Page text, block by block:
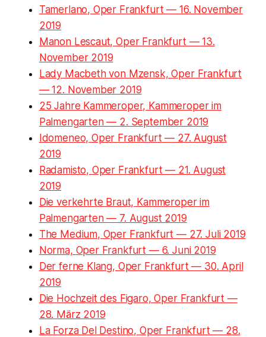
Tamerlano, Oper Frankfurt — 16. November
2019
Manon Lescaut, Oper Frankfurt — 13.
November 2019
Lady Macbeth von Mzensk, Oper Frankfurt
— 12. November 2019
25 Jahre Kammeroper, Kammeroper im
Palmengarten — 2. September 2019
Idomeneo, Oper Frankfurt — 27. August
2019
Radamisto, Oper Frankfurt — 21. August
2019
Die verkehrte Braut, Kammeroper im
Palmengarten — 7. August 2019
The Medium, Oper Frankfurt — 27. Juli 2019
Norma, Oper Frankfurt — 6. Juni 2019
Der ferne Klang, Oper Frankfurt — 30. April
2019
Die Hochzeit des Figaro, Oper Frankfurt —
28. März 2019
La Forza Del Destino, Oper Frankfurt — 28.